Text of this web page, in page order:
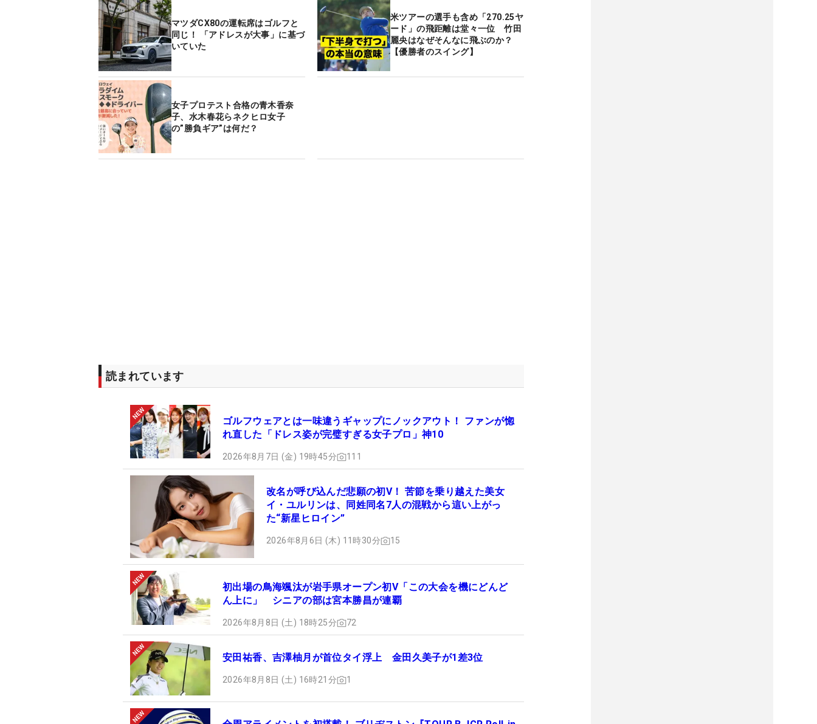
マツダCX80の運転席はゴルフと
同じ！ 「アドレスが大事」に基づ
いていた
米ツアーの選手も含め「270.25ヤ
ード」の飛距離は堂々一位 竹田
麗央はなぜそんなに飛ぶのか？
【優勝者のスイング】
女子プロテスト合格の青木香奈
子、水木春花らネクヒロ女子
の”勝負ギア”は何だ？
読まれています
ゴルフウェアとは一味違うギャップにノックアウト！ ファンが惚
れ直した「ドレス姿が完璧すぎる女子プロ」神10
2026年8月7日 (金) 19時45分 111
改名が呼び込んだ悲願の初V！ 苦節を乗り越えた美女
イ・ユルリンは、同姓同名7人の混戦から這い上がっ
た“新星ヒロイン”
2026年8月6日 (木) 11時30分 15
初出場の鳥海颯汰が岩手県オープン初V「この大会を機にどんど
ん上に」 シニアの部は宮本勝昌が連覇
2026年8月8日 (土) 18時25分 72
安田祐香、吉澤柚月が首位タイ浮上 金田久美子が1差3位
2026年8月8日 (土) 16時21分 1